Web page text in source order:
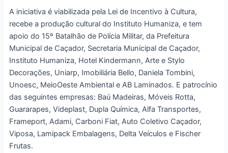
A iniciativa é viabilizada pela Lei de Incentivo à Cultura,
recebe a produção cultural do Instituto Humaniza, e tem
apoio do 15º Batalhão de Polícia Militar, da Prefeitura
Municipal de Caçador, Secretaria Municipal de Caçador,
Instituto Humaniza, Hotel Kindermann, Arte e Stylo
Decorações, Uniarp, Imobiliária Bello, Daniela Tombini,
Unoesc, MeioOeste Ambiental e AB Laminados. E patrocínio
das seguintes empresas: Baú Madeiras, Móveis Rotta,
Guararapes, Videplast, Dupla Química, Alfa Transportes,
Frameport, Adami, Carboni Fiat, Auto Coletivo Caçador,
Viposa, Lamipack Embalagens, Delta Veículos e Fischer
Frutas.